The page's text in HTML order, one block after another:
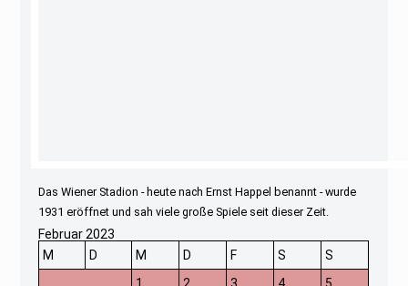
Das Wiener Stadion - heute nach Ernst Happel benannt - wurde
1931 eröffnet und sah viele große Spiele seit dieser Zeit.
Februar 2023
M
D M D F S
S